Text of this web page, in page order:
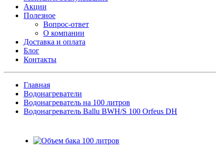
Акции
Полезное
Вопрос-ответ
О компании
Доставка и оплата
Блог
Контакты
Главная
Водонагреватели
Водонагреватель на 100 литров
Водонагреватель Ballu BWH/S 100 Orfeus DH